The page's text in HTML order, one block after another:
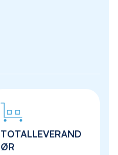
TOTALLEVERAND
ØR